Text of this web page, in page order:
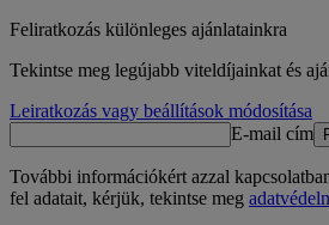
Feliratkozás különleges ajánlatainkra
Tekintse meg legújabb viteldíjainkat és
Leiratkozás vagy beállítások módosítása
E-mail cím
További információkért azzal
fel adatait, kérjük, tekintse meg